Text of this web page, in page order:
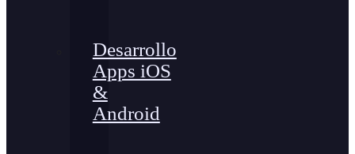
Desarrollo
Apps iOS
&
Android